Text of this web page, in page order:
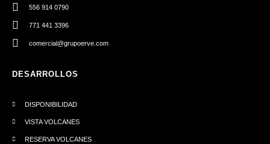
556 914 0790
771 441 3396
comercial@grupoerve.com
DESARROLLOS
DISPONIBILIDAD
VISTA VOLCANES
RESERVA VOLCANES